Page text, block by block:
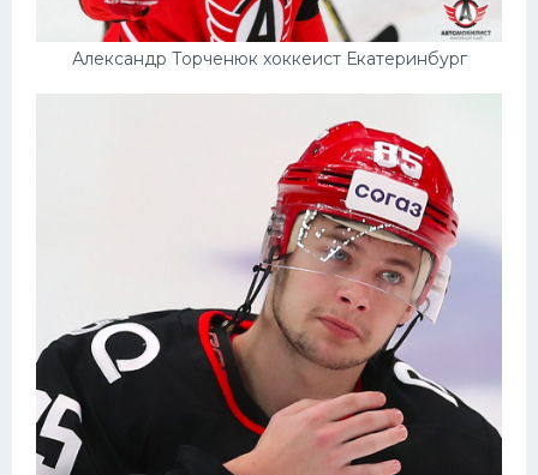
Александр Торченюк хоккеист Екатеринбург